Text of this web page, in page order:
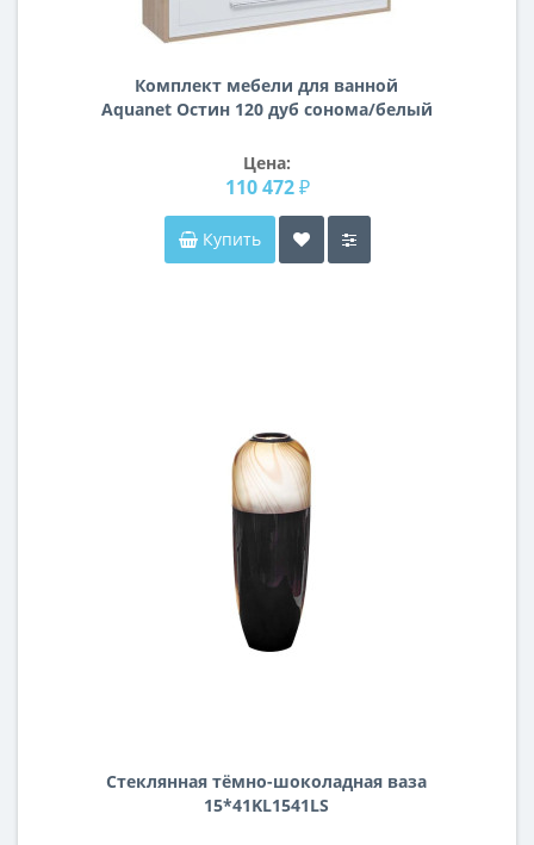
Комплект мебели для ванной
Aquanet Остин 120 дуб сонома/белый
Цена:
110 472 ₽
Купить
Стеклянная тёмно-шоколадная ваза
15*41KL1541LS